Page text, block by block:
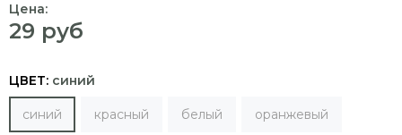
Цена:
29 руб
ЦВЕТ: синий
синий красный белый оранжевый